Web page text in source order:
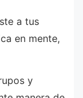
a tus
en mente,
y